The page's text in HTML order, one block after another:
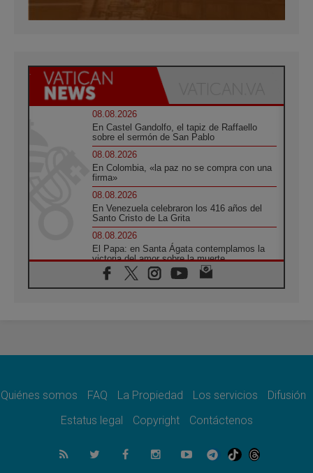
08.08.2026
En Castel Gandolfo, el tapiz de Raffaello
sobre el sermón de San Pablo
08.08.2026
En Colombia, «la paz no se compra con una
firma»
08.08.2026
En Venezuela celebraron los 416 años del
Santo Cristo de La Grita
08.08.2026
El Papa: en Santa Ágata contemplamos la
victoria del amor sobre la muerte
08.08.2026
León XIV visitará el Santuario de la Madre
07.08.2026
07.08.2026
el compromiso del cristiano"
La matanza de niños en Gaza no cesa: 300
muertos en 300 días
Quiénes somos FAQ La Propiedad Los servicios
Difusión
Estatus legal
Copyright Contáctenos